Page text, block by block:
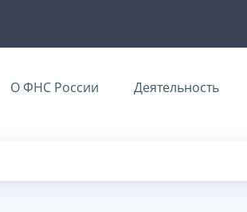
О ФНС России Деятельность